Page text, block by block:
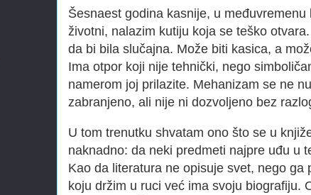
Šesnaest godina kasnije, u
životni, nalazim kutiju koja se teško
da bi bila slučajna. Može biti kasica, a
Ima otpor koji nije tehnički, nego
namerom joj prilazite. Mehanizam se ne
zabranjeno, ali nije ni dozvoljeno bez
U tom trenutku shvatam ono što se u
naknadno: da neki predmeti najpre uđu u
Kao da literatura ne opisuje svet, nego ga
koju držim u ruci već ima svoju biografiju.